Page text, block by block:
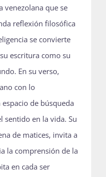
venezolana que se
reflexión filosófica
se convierte
escritura como su
En su verso,
con lo
de búsqueda
sentido en la vida. Su
de matices, invita a
la comprensión de la
en cada ser